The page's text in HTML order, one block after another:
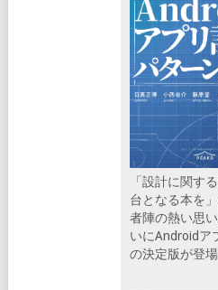
「設計に関す
台となる本を
者陣の熱い思
いにAndroidア
の決定版が登場